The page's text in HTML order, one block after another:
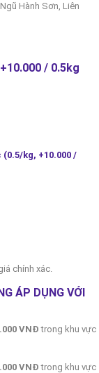
Hành Sơn, Liên
/ 0.5kg
kg, +10.000 /
chính xác.
ÁP DỤNG VỚI
VNĐ trong khu vực
VNĐtrong khu vực